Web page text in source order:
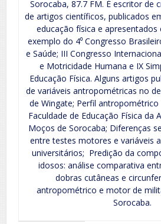
Sorocaba, 87.7 FM. É escritor de
de artigos científicos, publicados
educação física e apresentados
exemplo do 4⁰ Congresso
e Saúde; III Congresso
e Motricidade Humana e IX
Educação Física. Alguns artigos
de variáveis antropométricas no
de Wingate; Perfil
Faculdade de Educação Física da
Moços de Sorocaba; Diferenças
entre testes motores e variáveis
universitários; Predição da
idosos: análise comparativa
dobras cutâneas e
antropométrico e motor de
Sorocaba.